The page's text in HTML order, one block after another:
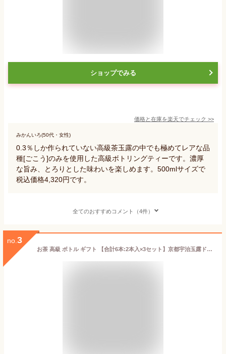
ショップでみる
価格と在庫を楽天でチェック >>
みかんいろ(50代・女性)
0.3％しか作られていない高級茶玉露の中でも極めてレアな品
種[ごこう]のみを使用した高級ボトリングティーです。濃厚
な旨み、とろりとした味わいを楽しめます。500mlサイズで
税込価格4,320円です。
全てのおすすめコメント（4件）
no. 3
お茶 高級 ボトル ギフト 【合計6本:2本入×3セット】京都宇治玉露ドリンク [ 玉兎 ] 1本あたり220ml プレゼント 食事に お茶 ボトリングティー 誕生日プレゼント お歳暮 お祝い お中元 お取り寄せギフト 煎茶 緑茶 日本茶 展示会 会議 手土産 お礼 粗品 社交場